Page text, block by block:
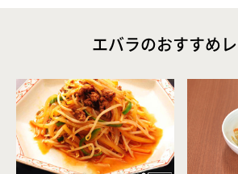
エバラのおすすめ